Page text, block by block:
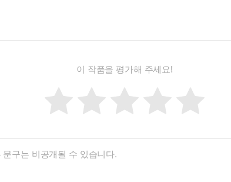
이 작품을 평가해 주세요!